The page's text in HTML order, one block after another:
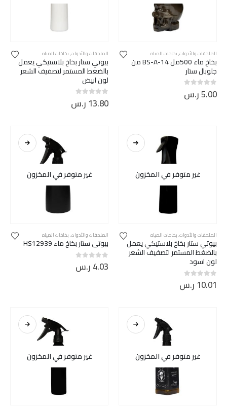
الملحقات والأدوات,بخاخات المياه
بخاخ ماء 500مل BS-A-14 من
جلوبال ستار
0
out of 5
5.00ر.س
الملحقات والأدوات,بخاخات المياه
بيوتي ستار بخاخ بلاستيكي يعمل
بالضغط المستمر لتصفيف الشعر
لون ابيض
0
out of 5
13.80ر.س
غير متوفر في المخزون
الملحقات والأدوات,بخاخات المياه
بيوتي ستار بخاخ بلاستيكي يعمل
بالضغط المستمر لتصفيف الشعر
لون اسود
0
out of 5
10.01ر.س
غير متوفر في المخزون
الملحقات والأدوات,بخاخات المياه
بيوتي ستار بخاخ ماء HS12939
0
out of 5
4.03ر.س
غير متوفر في المخزون غير متوفر في المخزون